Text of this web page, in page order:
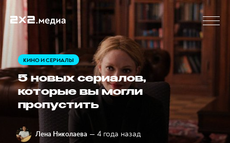
КИНО И СЕРИАЛЫ
5 новых сериалов,
которые вы могли
пропустить
Лена Николаева — 4 года назад